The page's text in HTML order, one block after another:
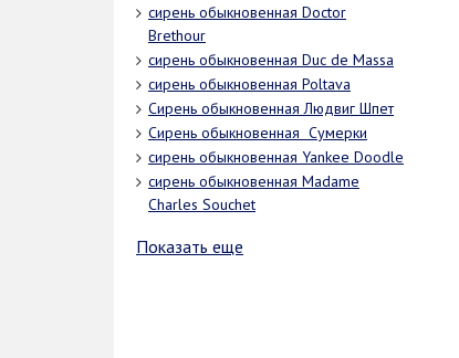
сирень обыкновенная Doctor
Brethour
сирень обыкновенная Duc de Massa
сирень обыкновенная Poltava
Сирень обыкновенная Людвиг Шпет
Сирень обыкновенная Сумерки
сирень обыкновенная Yankee Doodle
сирень обыкновенная Madame
Charles Souchet
Показать еще